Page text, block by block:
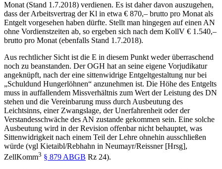
Monat (Stand 1.7.2018) verdienen. Es ist daher davon auszugehen,
dass der Arbeitsvertrag der Kl in etwa € 870,– brutto pro Monat als
Entgelt vorgesehen haben dürfte. Stellt man hingegen auf einen AN
ohne Vordienstzeiten ab, so ergeben sich nach dem KollV € 1.540,–
brutto pro Monat (ebenfalls Stand 1.7.2018).
Aus rechtlicher Sicht ist die E in diesem Punkt weder überraschend
noch zu beanstanden. Der OGH hat an seine eigene Vorjudikatur
angeknüpft, nach der eine sittenwidrige Entgeltgestaltung nur bei
„Schuldund Hungerlöhnen“ anzunehmen ist. Die Höhe des Entgelts
muss in auffallendem Missverhältnis zum Wert der Leistung des DN
stehen und die Vereinbarung muss durch Ausbeutung des
Leichtsinns, einer Zwangslage, der Unerfahrenheit oder der
Verstandesschwäche des AN zustande gekommen sein. Eine solche
Ausbeutung wird in der Revision offenbar nicht behauptet, was
Sittenwidrigkeit nach einem Teil der Lehre ohnehin ausschließen
würde (vgl Kietaibl/Rebhahn in Neumayr/Reissner[Hrsg],
ZellKomm3 § 879 ABGB Rz 24).